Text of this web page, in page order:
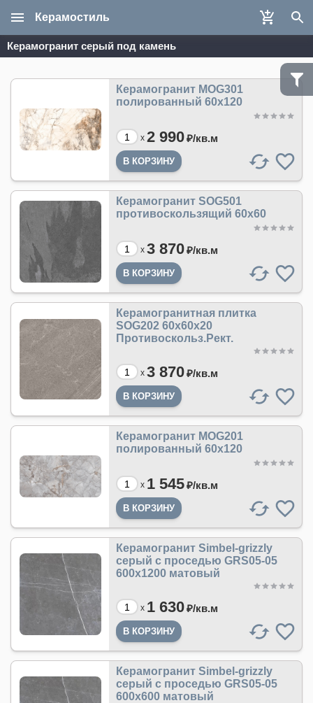
Керамостиль
Керамогранит серый под камень
Керамогранит MOG301
полированный 60x120
x 2 990₽/кв.м
Керамогранит SOG501
противоскользящий 60x60
x 3 870₽/кв.м
Керамогранитная плитка
SOG202 60x60x20
Противоскольз.Рект.
x 3 870₽/кв.м
Керамогранит MOG201
полированный 60x120
x 1 545₽/кв.м
Керамогранит Simbel-grizzly
серый с проседью GRS05-05
600х1200 матовый
x 1 630₽/кв.м
Керамогранит Simbel-grizzly
серый с проседью GRS05-05
600х600 матовый